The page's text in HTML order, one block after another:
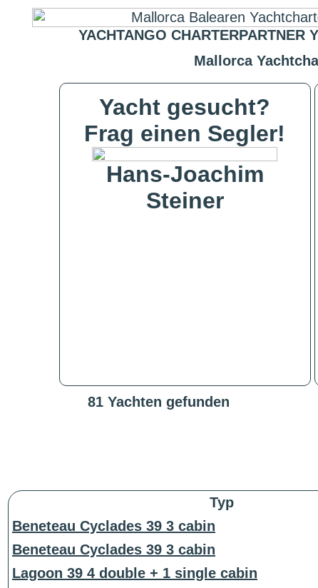
YACHTANGO
Mallorca
Yacht gesucht?
Frag einen Segler!
Hans-Joachim
Steiner
81 Yachten gefunden
Typ
Beneteau Cyclades 39 3 cabin
Beneteau Cyclades 39 3 cabin
Lagoon 39 4 double + 1 single cabin